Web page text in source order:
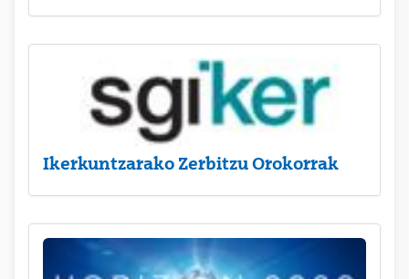
Ikerkuntzarako Zerbitzu Orokorrak